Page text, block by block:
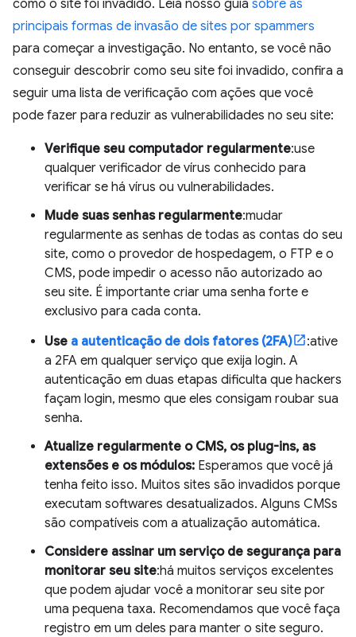
como o site foi invadido. Leia nosso guia sobre as
principais formas de invasão de sites por spammers
para começar a investigação. No entanto, se você não
conseguir descobrir como seu site foi invadido, confira a
seguir uma lista de verificação com ações que você
pode fazer para reduzir as vulnerabilidades no seu site:
Verifique seu computador regularmente:use
qualquer verificador de vírus conhecido para
verificar se há vírus ou vulnerabilidades.
Mude suas senhas regularmente:mudar
regularmente as senhas de todas as contas do seu
site, como o provedor de hospedagem, o FTP e o
CMS, pode impedir o acesso não autorizado ao
seu site. É importante criar uma senha forte e
exclusivo para cada conta.
Use a autenticação de dois fatores (2FA)
:ative
a 2FA em qualquer serviço que exija login. A
autenticação em duas etapas dificulta que hackers
façam login, mesmo que eles consigam roubar sua
senha.
Atualize regularmente o CMS, os plug-ins, as
extensões e os módulos: Esperamos que você já
tenha feito isso. Muitos sites são invadidos porque
executam softwares desatualizados. Alguns CMSs
são compatíveis com a atualização automática.
Considere assinar um serviço de segurança para
monitorar seu site:há muitos serviços excelentes
que podem ajudar você a monitorar seu site por
uma pequena taxa. Recomendamos que você faça
registro em um deles para manter o site seguro.